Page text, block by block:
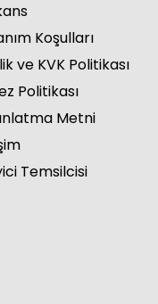
Koşulları
ve KVK Politikası
Politikası
Metni
Temsilcisi